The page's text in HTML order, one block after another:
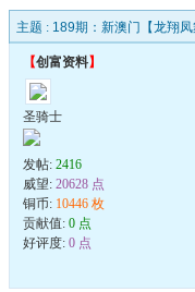
主题 : 189期：新澳门【龙翔
【创富资料】
圣骑士
发帖: 2416
威望: 20628 点
铜币: 10446 枚
贡献值: 0 点
好评度: 0 点